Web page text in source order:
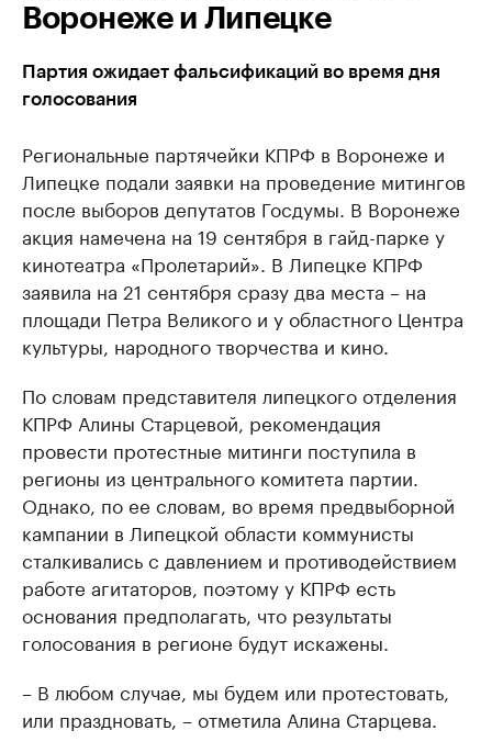
Воронеже и Липецке
Партия ожидает фальсификаций во время дня
голосования
Региональные партячейки КПРФ в Воронеже и
Липецке подали заявки на проведение митингов
после выборов депутатов Госдумы. В Воронеже
акция намечена на 19 сентября в гайд-парке у
кинотеатра «Пролетарий». В Липецке КПРФ
заявила на 21 сентября сразу два места – на
площади Петра Великого и у областного Центра
культуры, народного творчества и кино.
По словам представителя липецкого отделения
КПРФ Алины Старцевой, рекомендация
провести протестные митинги поступила в
регионы из центрального комитета партии.
Однако, по ее словам, во время предвыборной
кампании в Липецкой области коммунисты
сталкивались с давлением и противодействием
работе агитаторов, поэтому у КПРФ есть
основания предполагать, что результаты
голосования в регионе будут искажены.
– В любом случае, мы будем или протестовать,
или праздновать, – отметила Алина Старцева.